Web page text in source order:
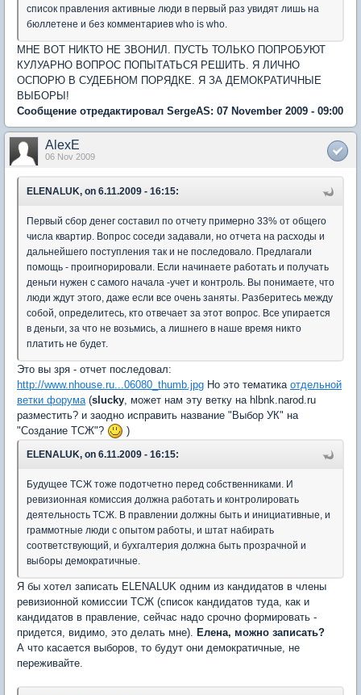
список правления активные люди в первый раз увидят лишь на
бюллетене и без комментариев who is who.
МНЕ ВОТ НИКТО НЕ ЗВОНИЛ. ПУСТЬ ТОЛЬКО ПОПРОБУЮТ
КУЛУАРНО ВОПРОС ПОПЫТАТЬСЯ РЕШИТЬ. Я ЛИЧНО
ОСПОРЮ В СУДЕБНОМ ПОРЯДКЕ. Я ЗА ДЕМОКРАТИЧНЫЕ
ВЫБОРЫ!
Сообщение отредактировал SergeAS: 07 November 2009 - 09:00
AlexE
06 Nov 2009
ELENALUK, on 6.11.2009 - 16:15:
Первый сбор денег составил по отчету примерно 33% от общего
числа квартир. Вопрос соседи задавали, но отчета на расходы и
дальнейшего поступления так и не последовало. Предлагали
помощь - проигнорировали. Если начинаете работать и получать
деньги нужен с самого начала -учет и контроль. Вы понимаете, что
люди ждут этого, даже если все очень заняты. Разберитесь между
собой, определитесь, кто отвечает за этот вопрос. Все упирается
в деньги, за что не возьмись, а лишнего в наше время никто
платить не будет.
Это вы зря - отчет последовал:
http://www.nhouse.ru...06080_thumb.jpg Но это тематика отдельной
ветки форума (slucky , может нам эту ветку на hlbnk.narod.ru
разместить? и заодно исправить название "Выбор УК" на
"Создание ТСЖ"?
)
ELENALUK, on 6.11.2009 - 16:15:
Будущее ТСЖ тоже подотчетно перед собственниками. И
ревизионная комиссия должна работать и контролировать
деятельность ТСЖ. В правлении должны быть и инициативные, и
граммотные люди с опытом работы, и штат набирать
соответствующий, и бухгалтерия должна быть прозрачной и
выборы демократичные.
Я бы хотел записать ELENALUK одним из кандидатов в члены
ревизионной комиссии ТСЖ (список кандидатов туда, как и
кандидатов в правление, сейчас надо срочно формировать -
придется, видимо, это делать мне). Елена, можно записать?
А что касается выборов, то будут они демократичные, не
переживайте.